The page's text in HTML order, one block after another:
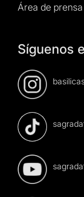
Área de prensa
Síguenos